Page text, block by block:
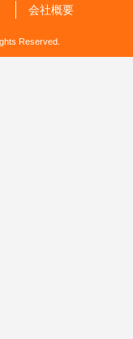
会社概要
Reserved.